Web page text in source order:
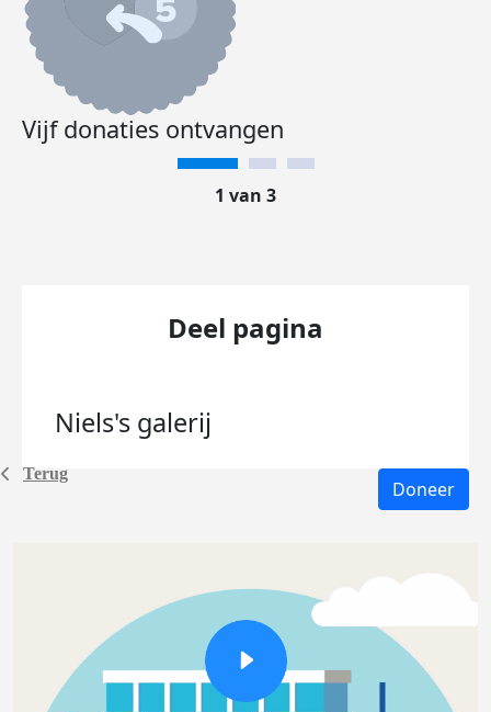
Terug
Vijf donaties ontvangen
1 van 3
Deel pagina
Niels's galerij
Doneer